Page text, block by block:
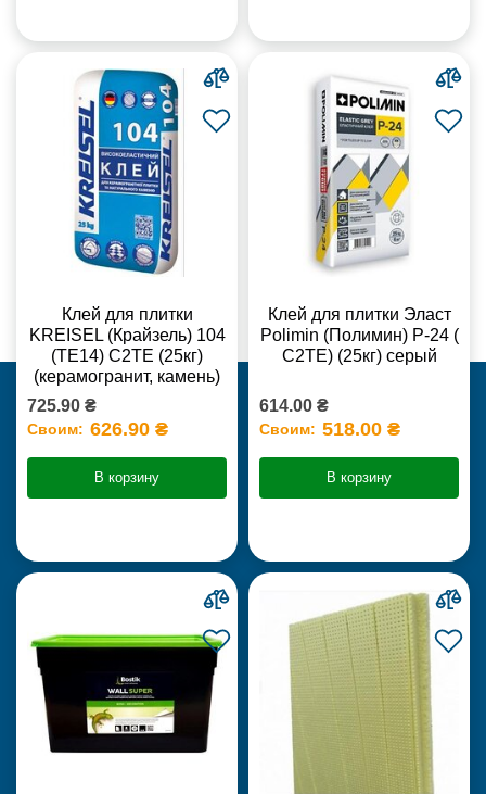
Клей для плитки
KREISEL (Крайзель) 104
(ТЕ14) С2TE (25кг)
(керамогранит, камень)
725.90 ₴
Своим: 626.90 ₴
В корзину
Клей для плитки Эласт
Polimin (Полимин) Р-24 (
С2ТЕ) (25кг) серый
614.00 ₴
Своим: 518.00 ₴
В корзину